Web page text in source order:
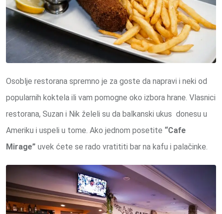
Osoblje restorana spremno je za goste da napravi i neki od
popularnih koktela ili vam pomogne oko izbora hrane. Vlasnici
restorana, Suzan i Nik želeli su da balkanski ukus donesu u
Ameriku i uspeli u tome. Ako jednom posetite “Cafe
Mirage” uvek ćete se rado vratititi bar na kafu i palačinke.